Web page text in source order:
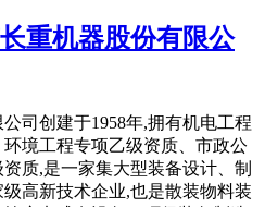
重机器股份有限公
司创建于1958年,拥有机电工程
境工程专项乙级资质、市政公
质,是一家集大型装备设计、制
高新技术企业,也是散装物料装